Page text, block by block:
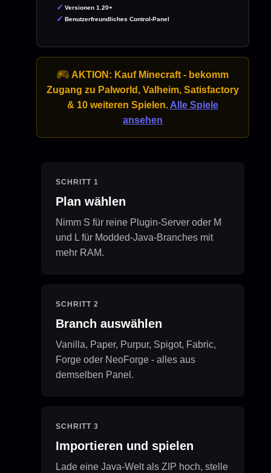
Versionen 1.20+
Benutzerfreundliches Control-Panel
AKTION: Kauf Minecraft - bekomm
Zugang zu Palworld, Valheim, Satisfactory
& 10 weiteren Spielen.Alle Spiele
ansehen
SCHRITT 1
Plan wählen
Nimm S für reine Plugin-Server oder M
und L für Modded-Java-Branches mit
mehr RAM.
SCHRITT 2
Branch auswählen
Vanilla, Paper, Purpur, Spigot, Fabric,
Forge oder NeoForge - alles aus
demselben Panel.
SCHRITT 3
Importieren und spielen
Lade eine Java-Welt als ZIP hoch, stelle